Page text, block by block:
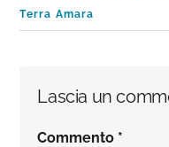
Terra Amara
Interazioni
del
Lascia un
Commento *